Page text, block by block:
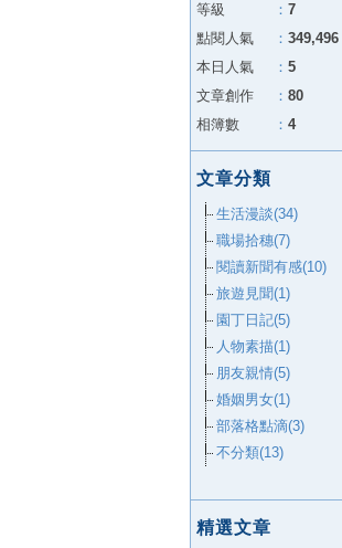
等級
： 7
點閱人氣
： 349,496
本日人氣
： 5
文章創作
： 80
相簿數
： 4
文章分類
生活漫談(34)
職場拾穗(7)
閱讀新聞有感(10)
旅遊見聞(1)
園丁日記(5)
人物素描(1)
朋友親情(5)
婚姻男女(1)
部落格點滴(3)
不分類(13)
精選文章